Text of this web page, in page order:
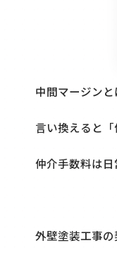
中間マージン
言い換えると「
仲介手数料は
外壁塗装工事の